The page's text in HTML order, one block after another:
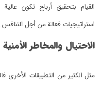
استراتيجيات فعالة من أجل التنافس.
الاحتيال والمخاطر الأمنية